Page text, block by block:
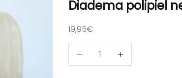
Diadema polipiel
Precio de oferta
19,95€
Reducir cantidadReducir cantidad